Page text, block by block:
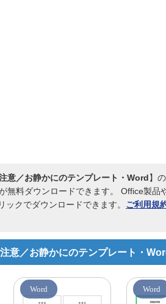
意／お静かにのテンプレート・Word】
無料ダウンロードできます。 Office製品
クでダウンロードできます。 ご利用規
注意／お静かにのテンプレート・
Word Word